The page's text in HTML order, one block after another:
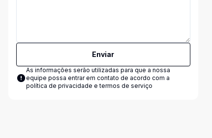
Enviar
As informações serão utilizadas para que a nossa
equipe possa entrar em contato de acordo com a
política de privacidade e termos de serviço